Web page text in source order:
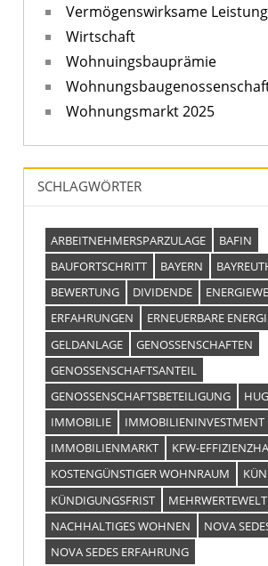
Vermögenswirksame
Wirtschaft
Wohnuingsbauprämie
Wohnungsmarkt 2025
SCHLAGWÖRTER
ARBEITNEHMERSPARZULAGE
BAFIN
BAUFORTSCHRITT
BAYERN
BEWERTUNG
DIVIDENDE
ERFAHRUNGEN
ERNEUERBARE
GELDANLAGE
GENOSSENSCHAFTEN
GENOSSENSCHAFTSANTEIL
GENOSSENSCHAFTSBETEILIGUNG
IMMOBILIE
IMMOBILIENINVESTMENT
IMMOBILIENMARKT
KFW-
KOSTENGÜNSTIGER WOHNRAUM
KÜNDIGUNGSFRIST
MEHRWERTEWELT
NACHHALTIGES WOHNEN
NOVA
NOVA SEDES ERFAHRUNG